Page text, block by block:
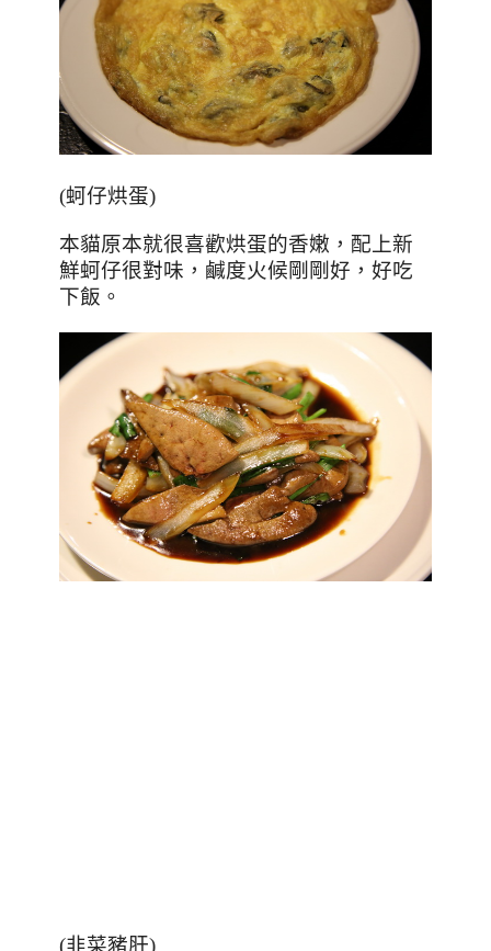
(蚵仔烘蛋)
本貓原本就很喜歡烘蛋的香嫩，配上新
鮮蚵仔很對味，鹹度火候剛剛好，好吃
下飯。
(韭菜豬肝)